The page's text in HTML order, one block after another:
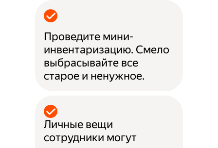
Проведите мини-
инвентаризацию. Смело
выбрасывайте все
старое и ненужное.
Личные вещи
сотрудники могут